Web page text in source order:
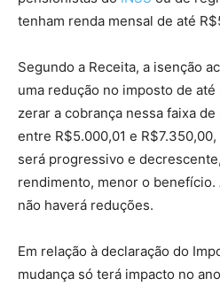
tenham renda mensal de até
Segundo a Receita, a isenção
uma redução no imposto de
zerar a cobrança nessa faixa
entre R$5.000,01 e
será progressivo e
rendimento, menor o benefício.
não haverá reduções.
Em relação à declaração do
mudança só terá impacto no